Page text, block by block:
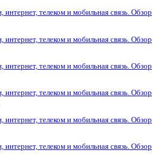
телеком и мобильная связь. Обзор
телеком и мобильная связь. Обзор
телеком и мобильная связь. Обзор
телеком и мобильная связь. Обзор
телеком и мобильная связь. Обзор
телеком и мобильная связь. Обзор